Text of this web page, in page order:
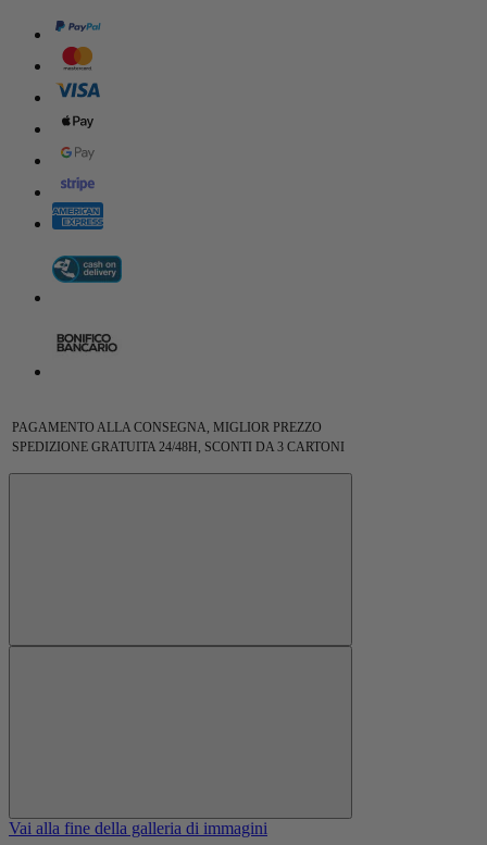
PAGAMENTO ALLA CONSEGNA, MIGLIOR PREZZO
SPEDIZIONE GRATUITA 24/48H, SCONTI DA 3 CARTONI
Vai alla fine della galleria di immagini